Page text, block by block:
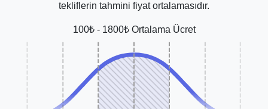
tekliflerin tahmini fiyat ortalamasıdır.
100₺ - 1800₺ Ortalama Ücret